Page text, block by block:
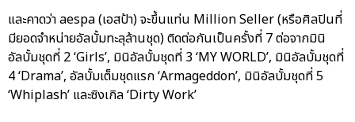
และคาดว่า aespa (เอสป้า) จะขึ้นแท่น Million Seller (หรือศิลปินที่
มียอดจำหน่ายอัลบั้มทะลุล้านชุด) ติดต่อกันเป็นครั้งที่ 7 ต่อจากมินิ
อัลบั้มชุดที่ 2 ‘Girls’, มินิอัลบั้มชุดที่ 3 ‘MY WORLD’, มินิอัลบั้มชุดที่
4 ‘Drama’, อัลบั้มเต็มชุดแรก ‘Armageddon’, มินิอัลบั้มชุดที่ 5
‘Whiplash’ และซิงเกิล ‘Dirty Work’